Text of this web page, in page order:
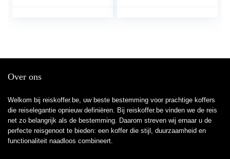
Over ons
Welkom bij reiskoffer.be, uw beste bestemming voor prachtige koffers
die reiselegantie opnieuw definiëren. Bij reiskoffer.be vinden we de reis
net zo belangrijk als de bestemming. Daarom streven wij ernaar u de
perfecte reisgenoot te bieden: een koffer die stijl, duurzaamheid en
functionaliteit naadloos combineert.